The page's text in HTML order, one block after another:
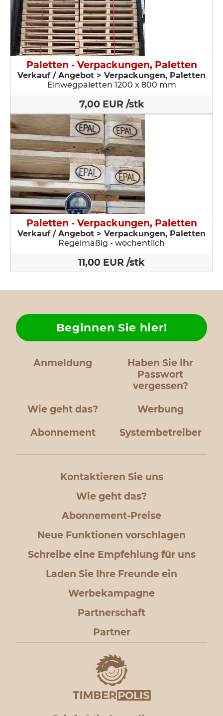
Paletten - Verpackungen, Paletten
Verkauf / Angebot > Verpackungen, Paletten
Einwegpaletten 1200 x 800 mm
7,00 EUR /stk
Paletten - Verpackungen, Paletten
Verkauf / Angebot > Verpackungen, Paletten
Regelmäßig - wöchentlich
11,00 EUR /stk
Anmeldung
Haben Sie Ihr
Passwort
vergessen?
Wie geht das?
Beginnen Sie hier!
Werbung
Abonnement Systembetreiber
Kontaktieren Sie uns
Wie geht das?
Abonnement-Preise
Neue Funktionen vorschlagen
Schreibe eine Empfehlung für uns
Laden Sie Ihre Freunde ein
Werbekampagne
Partnerschaft
Partner